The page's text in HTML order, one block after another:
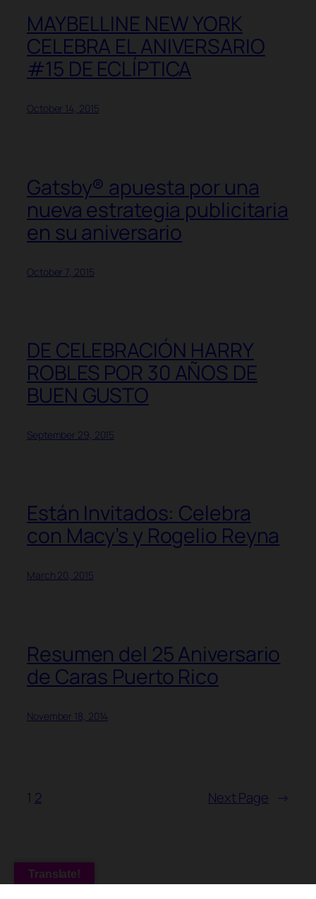
MAYBELLINE NEW YORK
CELEBRA EL ANIVERSARIO
#15 DE ECLÍPTICA
October 14, 2015
Gatsby® apuesta por una
nueva estrategia publicitaria
en su aniversario
October 7, 2015
DE CELEBRACIÓN HARRY
ROBLES POR 30 AÑOS DE
BUEN GUSTO
September 29, 2015
Están Invitados: Celebra
con Macy’s y Rogelio Reyna
March 20, 2015
Resumen del 25 Aniversario
de Caras Puerto Rico
November 18, 2014
1 2 Next Page →
Translate!